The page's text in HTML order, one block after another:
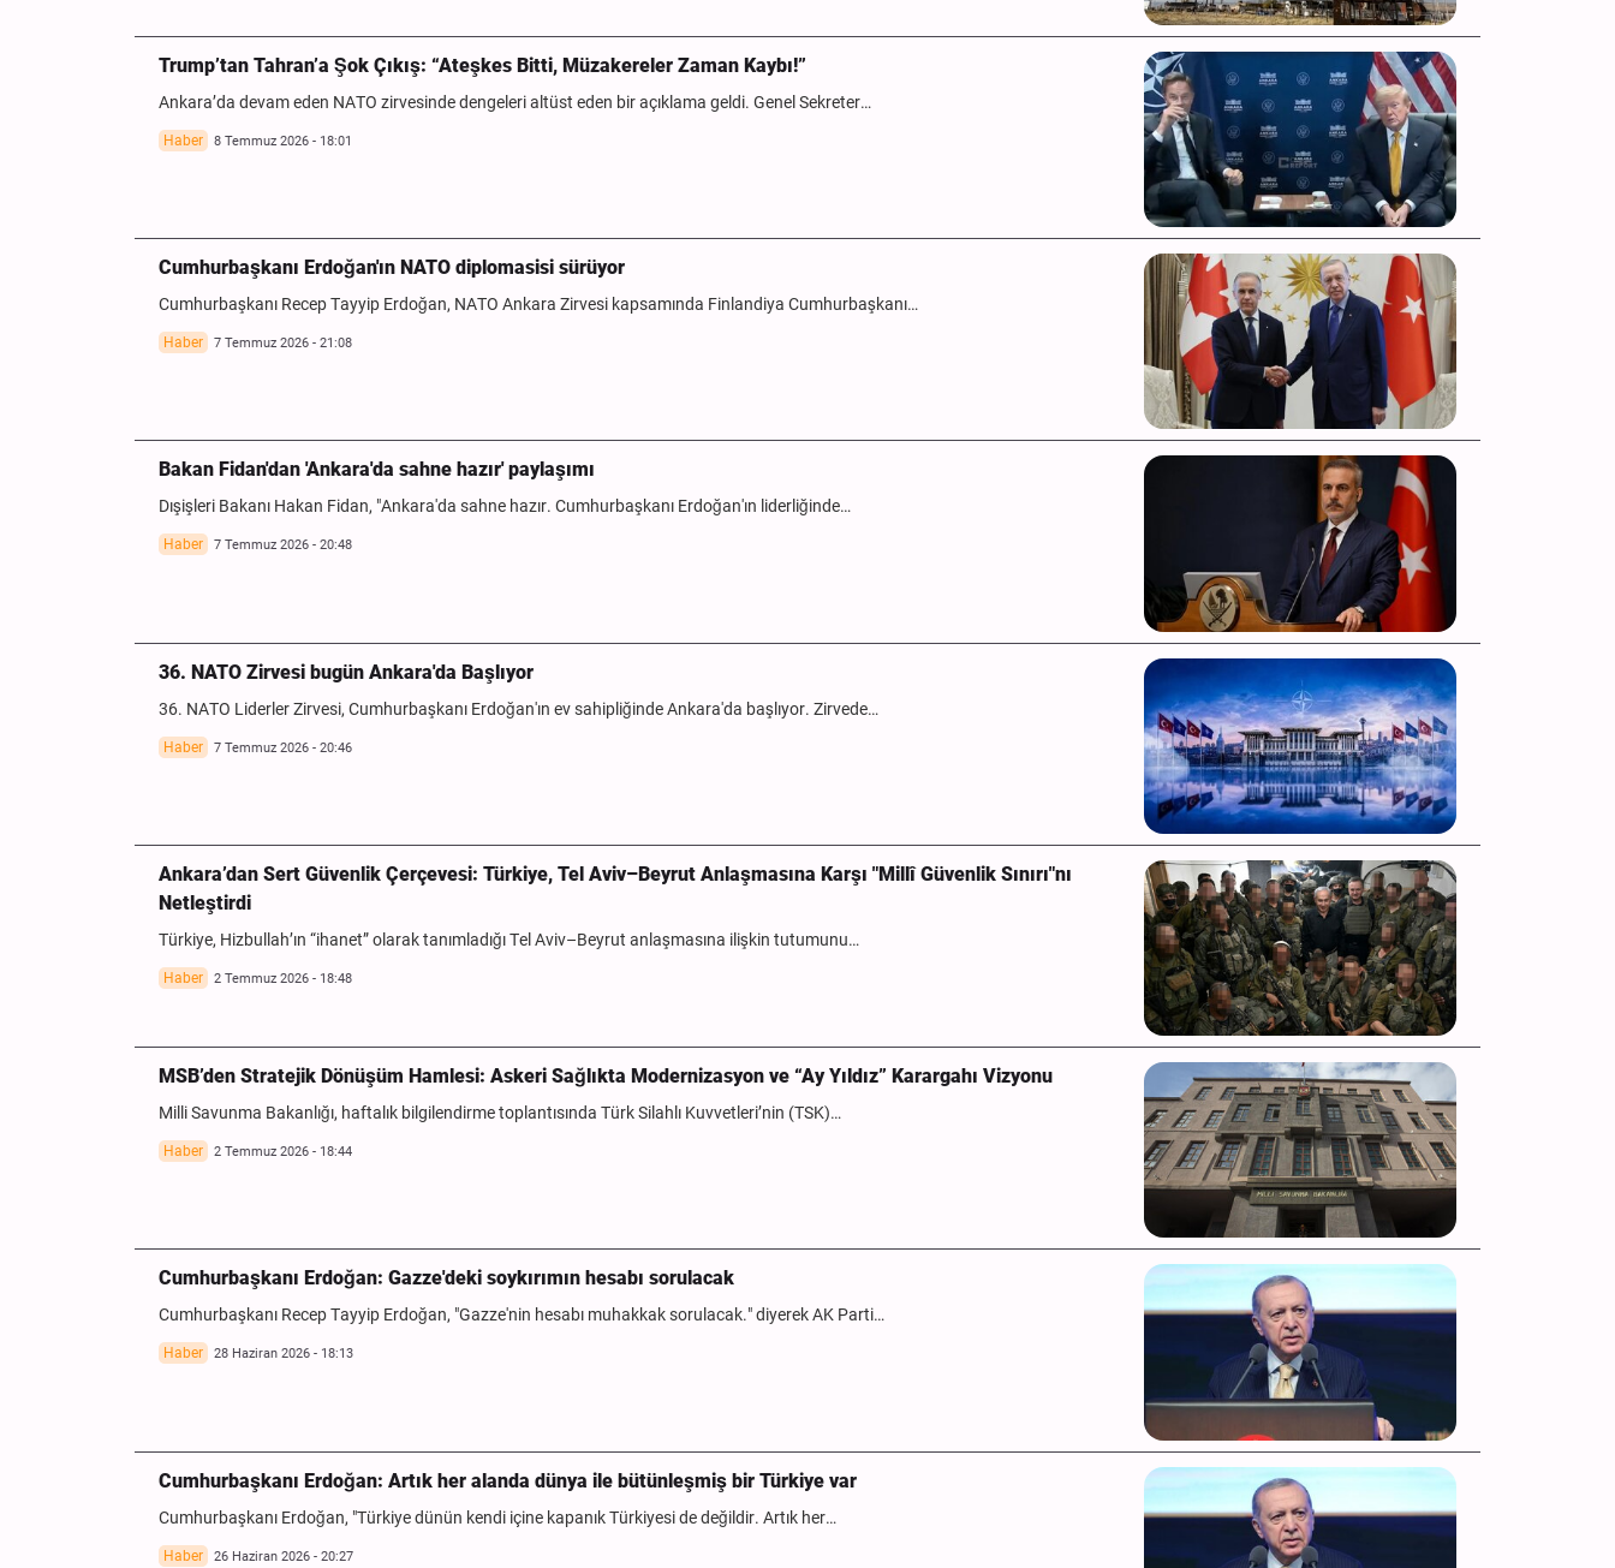
Trump’tan Tahran’a Şok Çıkış: “Ateşkes Bitti, Müzakereler Zaman Kaybı!”
Ankara’da devam eden NATO zirvesinde dengeleri altüst eden bir açıklama geldi. Genel Sekreter…
Haber 8 Temmuz 2026 - 18:01
Cumhurbaşkanı Erdoğan'ın NATO diplomasisi sürüyor
Cumhurbaşkanı Recep Tayyip Erdoğan, NATO Ankara Zirvesi kapsamında Finlandiya Cumhurbaşkanı…
Haber 7 Temmuz 2026 - 21:08
Bakan Fidan'dan 'Ankara'da sahne hazır' paylaşımı
Dışişleri Bakanı Hakan Fidan, "Ankara'da sahne hazır. Cumhurbaşkanı Erdoğan'ın liderliğinde…
Haber 7 Temmuz 2026 - 20:48
36. NATO Zirvesi bugün Ankara'da Başlıyor
36. NATO Liderler Zirvesi, Cumhurbaşkanı Erdoğan'ın ev sahipliğinde Ankara'da başlıyor. Zirvede…
Haber 7 Temmuz 2026 - 20:46
Ankara’dan Sert Güvenlik Çerçevesi: Türkiye, Tel Aviv–Beyrut Anlaşmasına Karşı "Millî Güvenlik Sınırı"nı
Netleştirdi
Türkiye, Hizbullah’ın “ihanet” olarak tanımladığı Tel Aviv–Beyrut anlaşmasına ilişkin tutumunu…
Haber 2 Temmuz 2026 - 18:48
MSB’den Stratejik Dönüşüm Hamlesi: Askeri Sağlıkta Modernizasyon ve “Ay Yıldız” Karargahı Vizyonu
Milli Savunma Bakanlığı, haftalık bilgilendirme toplantısında Türk Silahlı Kuvvetleri’nin (TSK)…
Haber 2 Temmuz 2026 - 18:44
Cumhurbaşkanı Erdoğan: Gazze'deki soykırımın hesabı sorulacak
Cumhurbaşkanı Recep Tayyip Erdoğan, "Gazze'nin hesabı muhakkak sorulacak." diyerek AK Parti…
Haber 28 Haziran 2026 - 18:13
Cumhurbaşkanı Erdoğan: Artık her alanda dünya ile bütünleşmiş bir Türkiye var
Cumhurbaşkanı Erdoğan, "Türkiye dünün kendi içine kapanık Türkiyesi de değildir. Artık her…
Haber 26 Haziran 2026 - 20:27